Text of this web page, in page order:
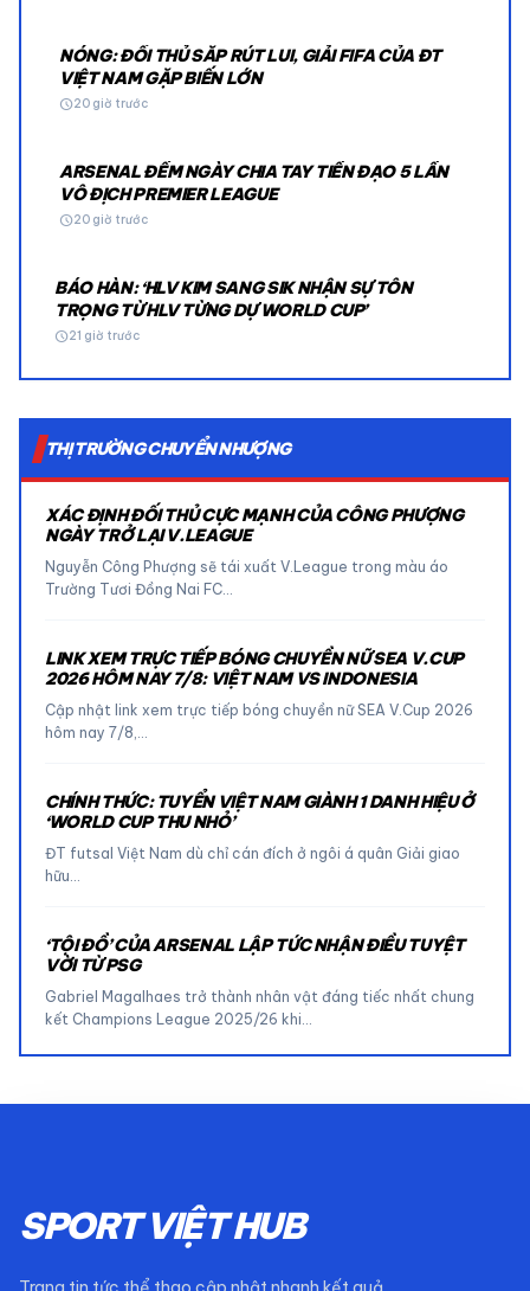
NÓNG: ĐỐI THỦ SẮP RÚT LUI, GIẢI FIFA CỦA ĐT
VIỆT NAM GẶP BIẾN LỚN
schedule20 giờ trước
ARSENAL ĐẾM NGÀY CHIA TAY TIỀN ĐẠO 5 LẦN
VÔ ĐỊCH PREMIER LEAGUE
schedule20 giờ trước
BÁO HÀN: ‘HLV KIM SANG SIK NHẬN SỰ TÔN
TRỌNG TỪ HLV TỪNG DỰ WORLD CUP’
schedule21 giờ trước
THỊ TRƯỜNG CHUYỂN NHƯỢNG
XÁC ĐỊNH ĐỐI THỦ CỰC MẠNH CỦA CÔNG PHƯỢNG
NGÀY TRỞ LẠI V.LEAGUE
Nguyễn Công Phượng sẽ tái xuất V.League trong màu áo
Trường Tươi Đồng Nai FC…
LINK XEM TRỰC TIẾP BÓNG CHUYỀN NỮ SEA V.CUP
2026 HÔM NAY 7/8: VIỆT NAM VS INDONESIA
Cập nhật link xem trực tiếp bóng chuyền nữ SEA V.Cup 2026
hôm nay 7/8,…
CHÍNH THỨC: TUYỂN VIỆT NAM GIÀNH 1 DANH HIỆU Ở
‘WORLD CUP THU NHỎ’
ĐT futsal Việt Nam dù chỉ cán đích ở ngôi á quân Giải giao
hữu…
‘TỘI ĐỒ’ CỦA ARSENAL LẬP TỨC NHẬN ĐIỀU TUYỆT
VỜI TỪ PSG
Gabriel Magalhaes trở thành nhân vật đáng tiếc nhất chung
kết Champions League 2025/26 khi…
SPORT VIỆT HUB